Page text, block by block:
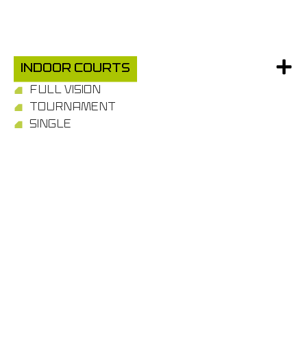
Indoor Courts
FULL VISION
TOURNAMENT
SINGLE